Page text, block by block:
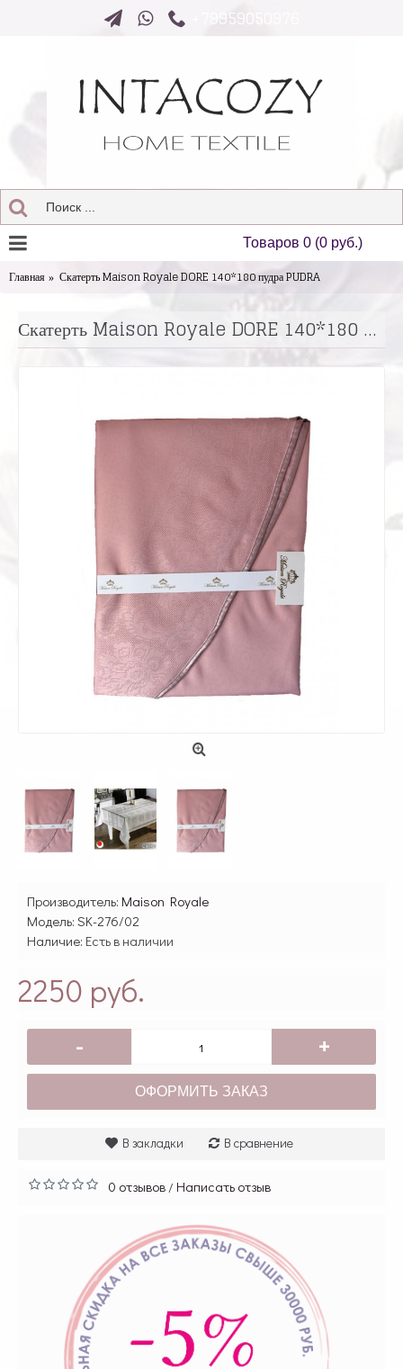
+79959050976
Товаров 0 (0 руб.)
Главная Скатерть Maison Royale DORE 140*180 пудра PUDRA
Скатерть Maison Royale DORE 140*180 пудра PUDRA
Производитель: Maison Royale
Модель: SK-276/02
Наличие: Есть в наличии
2250 руб.
- +
ОФОРМИТЬ ЗАКАЗ
В закладки В сравнение
0 отзывов/ Написать отзыв